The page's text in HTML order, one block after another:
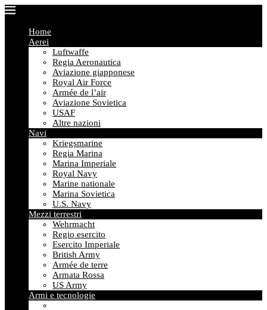
Home
Aerei
Luftwaffe
Regia Aeronautica
Aviazione giapponese
Royal Air Force
Armée de l’air
Aviazione Sovietica
USAF
Altre nazioni
Navi
Kriegsmarine
Regia Marina
Marina Imperiale
Royal Navy
Marine nationale
Marina Sovietica
U.S. Navy
Mezzi terrestri
Wehrmacht
Regio esercito
Esercito Imperiale
British Army
Armée de terre
Armata Rossa
US Army
Armi e tecnologie